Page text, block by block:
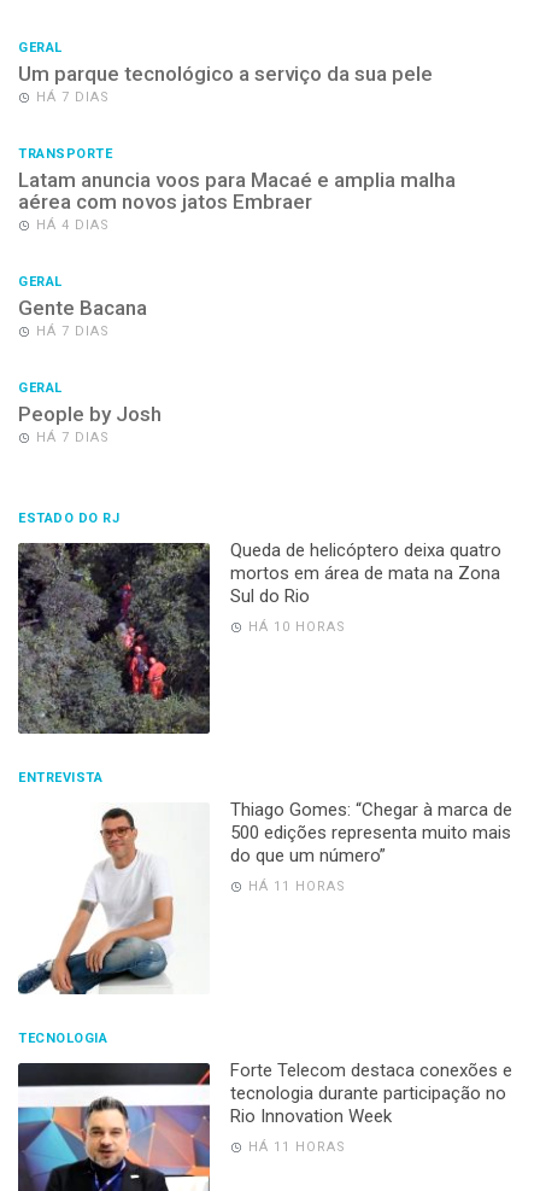
GERAL
Um parque tecnológico a serviço da sua pele
HÁ 7 DIAS
TRANSPORTE
Latam anuncia voos para Macaé e amplia malha
aérea com novos jatos Embraer
HÁ 4 DIAS
GERAL
Gente Bacana
HÁ 7 DIAS
GERAL
People by Josh
HÁ 7 DIAS
ESTADO DO RJ
Queda de helicóptero deixa quatro
mortos em área de mata na Zona
Sul do Rio
HÁ 10 HORAS
ENTREVISTA
Thiago Gomes: “Chegar à marca de
500 edições representa muito mais
do que um número”
HÁ 11 HORAS
TECNOLOGIA
Forte Telecom destaca conexões e
tecnologia durante participação no
Rio Innovation Week
HÁ 11 HORAS